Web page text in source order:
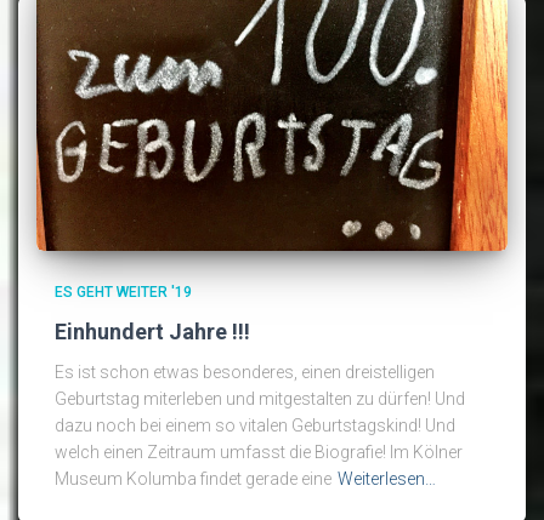
ES GEHT WEITER '19
Einhundert Jahre !!!
Es ist schon etwas besonderes, einen dreistelligen
Geburtstag miterleben und mitgestalten zu dürfen! Und
dazu noch bei einem so vitalen Geburtstagskind! Und
welch einen Zeitraum umfasst die Biografie! Im Kölner
Museum Kolumba findet gerade eine Weiterlesen…